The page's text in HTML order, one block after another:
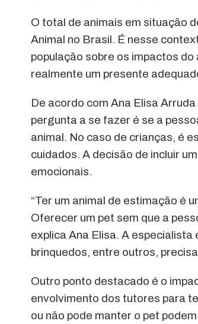
O total de animais em situação
Animal no Brasil. É nesse
população sobre os impactos
realmente um presente
De acordo com Ana Elisa
pergunta a se fazer é se a
animal. No caso de crianças, é
cuidados. A decisão de incluir
emocionais.
“Ter um animal de estimação é
Oferecer um pet sem que a
explica Ana Elisa. A
brinquedos, entre outros,
Outro ponto destacado é o
envolvimento dos tutores para
ou não pode manter o pet